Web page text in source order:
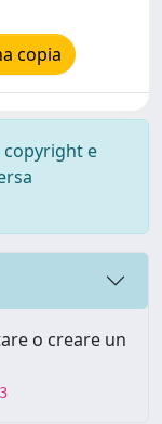
copia
copyright e
o creare un